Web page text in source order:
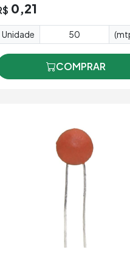
0,21
Unidade
COMPRAR